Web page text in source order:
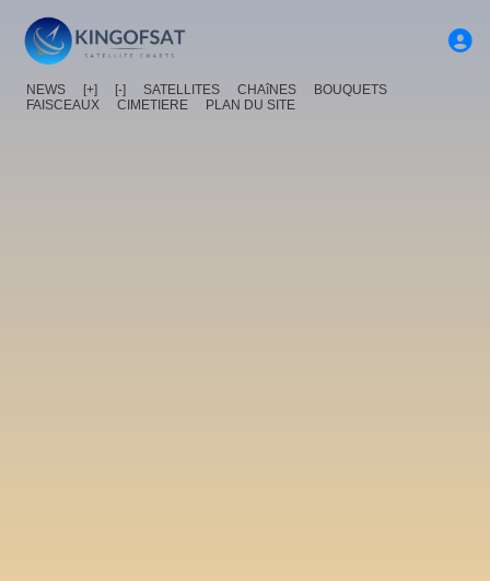
NEWS [+] [-] SATELLITES CHAîNES
BOUQUETS
FAISCEAUX
CIMETIERE PLAN DU SITE